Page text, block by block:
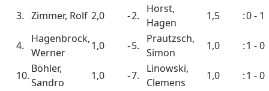
3. Zimmer, Rolf 2,0 -2.
Horst,
Hagen
1,5 :0 - 1
4.
Hagenbrock,
Werner
1,0 -5.
Prautzsch,
Simon
1,0 :1 - 0
10.
Böhler,
Sandro
1,0 -7.
Linowski,
Clemens
1,0 :1 - 0